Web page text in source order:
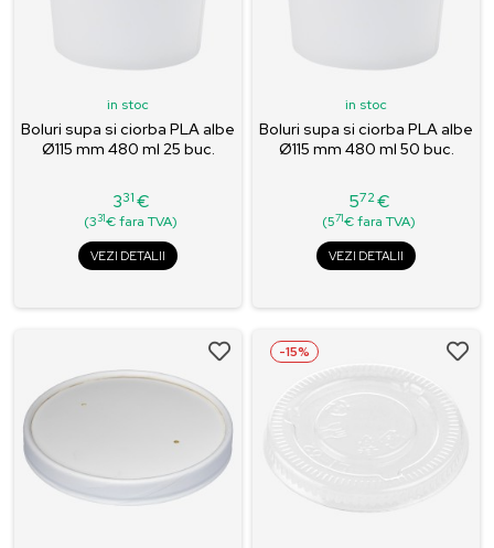
in stoc
Boluri supa si ciorba PLA albe
Ø115 mm 480 ml 25 buc.
Pret
331 €
(331€ fara TVA)
VEZI DETALII
in stoc
Boluri supa si ciorba PLA albe
Ø115 mm 480 ml 50 buc.
Pret
572 €
(571€ fara TVA)
VEZI DETALII
-15%